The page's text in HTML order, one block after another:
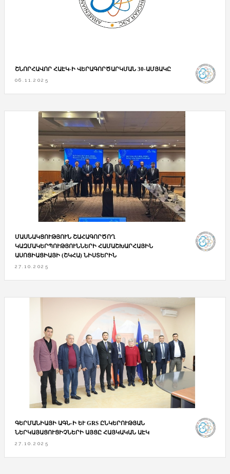
ՇՆՈՐՀԱՎՈՐ ՀԱԷԿ-Ի ՎԵՐԱԳՈՐԾԱՐԿՄԱՆ 30-ԱՄՅԱԿԸ
06.11.2025
ՄԱՍՆԱԿՑՈՒԹՅՈՒՆ ՇԱՀԱԳՈՐԾՈՂ
ԿԱԶՄԱԿԵՐՊՈՒԹՅՈՒՆՆԵՐԻ ՀԱՄԱՇԽԱՐՀԱՅԻՆ
ԱՍՈՑԻԱՑԻԱՅԻ (ՇԿՀԱ) ՆԻՍՏԵՐԻՆ
27.10.2025
ԳԵՐՄԱՆԻԱՅԻ ԱԳՆ-Ի ԵՒ GRS ԸՆԿԵՐՈՒԹՅԱՆ Ն
ԵՐԿԱՅԱՑՈՒՑԻՉՆԵՐԻ ԱՅՑԸ ՀԱՅԿԱԿԱՆ ԱԷԿ
27.10.2025